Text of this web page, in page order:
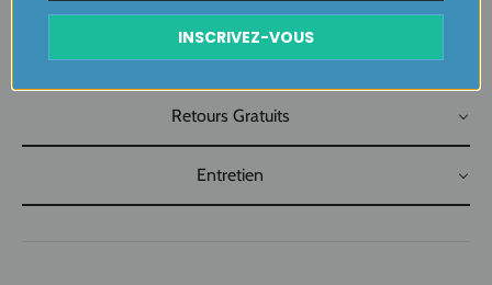
Livraison
Retours Gratuits
Entretien
INSCRIVEZ-VOUS